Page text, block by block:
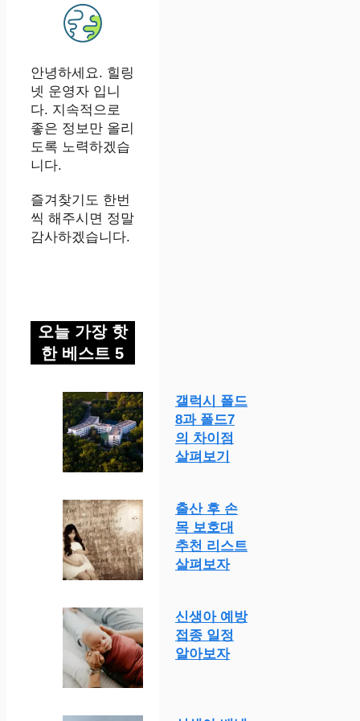
안녕하세요. 힐링
넷 운영자 입니
다. 지속적으로
좋은 정보만 올리
도록 노력하겠습
니다.
즐겨찾기도 한번
씩 해주시면 정말
감사하겠습니다.
오늘 가장 핫
한 베스트 5
갤럭시 폴드
8과 폴드7
의 차이점
살펴보기
출산 후 손
목 보호대
추천 리스트
살펴보자
신생아 예방
접종 일정
알아보자